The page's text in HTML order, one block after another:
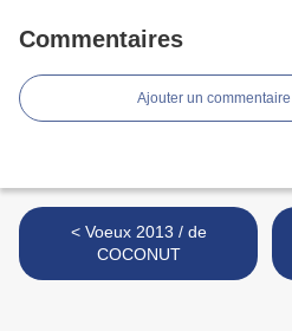
Commentaires
Ajouter un commentaire
< Voeux 2013 / de
COCONUT